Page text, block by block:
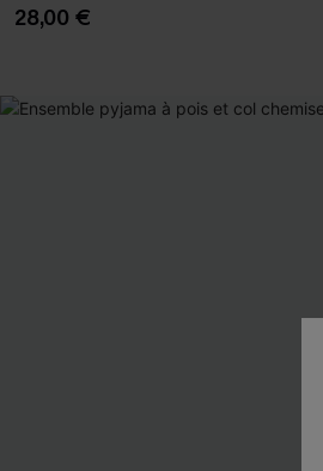
28,00 €